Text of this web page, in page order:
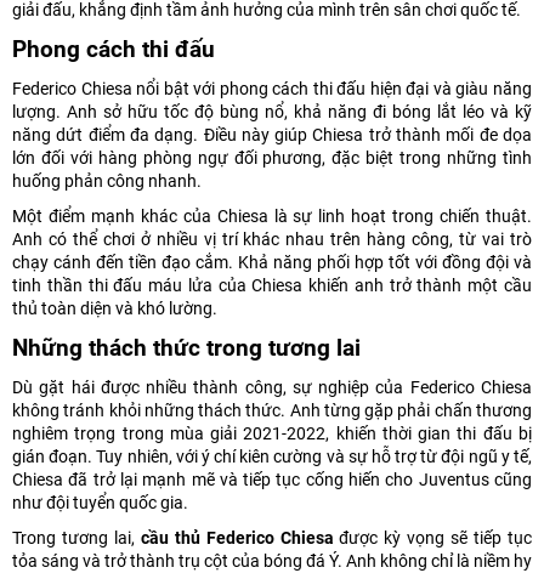
giải đấu, khẳng định tầm ảnh hưởng của mình trên sân chơi quốc tế.
Phong cách thi đấu
Federico Chiesa nổi bật với phong cách thi đấu hiện đại và giàu năng
lượng. Anh sở hữu tốc độ bùng nổ, khả năng đi bóng lắt léo và kỹ
năng dứt điểm đa dạng. Điều này giúp Chiesa trở thành mối đe dọa
lớn đối với hàng phòng ngự đối phương, đặc biệt trong những tình
huống phản công nhanh.
Một điểm mạnh khác của Chiesa là sự linh hoạt trong chiến thuật.
Anh có thể chơi ở nhiều vị trí khác nhau trên hàng công, từ vai trò
chạy cánh đến tiền đạo cắm. Khả năng phối hợp tốt với đồng đội và
tinh thần thi đấu máu lửa của Chiesa khiến anh trở thành một cầu
thủ toàn diện và khó lường.
Những thách thức trong tương lai
Dù gặt hái được nhiều thành công, sự nghiệp của Federico Chiesa
không tránh khỏi những thách thức. Anh từng gặp phải chấn thương
nghiêm trọng trong mùa giải 2021-2022, khiến thời gian thi đấu bị
gián đoạn. Tuy nhiên, với ý chí kiên cường và sự hỗ trợ từ đội ngũ y tế,
Chiesa đã trở lại mạnh mẽ và tiếp tục cống hiến cho Juventus cũng
như đội tuyển quốc gia.
Trong tương lai, cầu thủ Federico Chiesa được kỳ vọng sẽ tiếp tục
tỏa sáng và trở thành trụ cột của bóng đá Ý. Anh không chỉ là niềm hy